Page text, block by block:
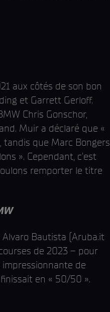
aux côtés de son bon
et Garrett Gerloff.
Chris Gonschor,
Muir a déclaré que «
que Marc Bongers
». Cependant, c'est
remporter le titre
Bautista (Aruba.it
de 2023 – pour
de
en « 50/50 ».